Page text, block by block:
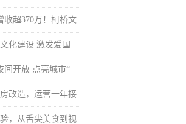
收超370万！柯桥文
化建设 激发爱国
间开放 点亮城市“
改造，运营一年接
，从舌尖美食到视